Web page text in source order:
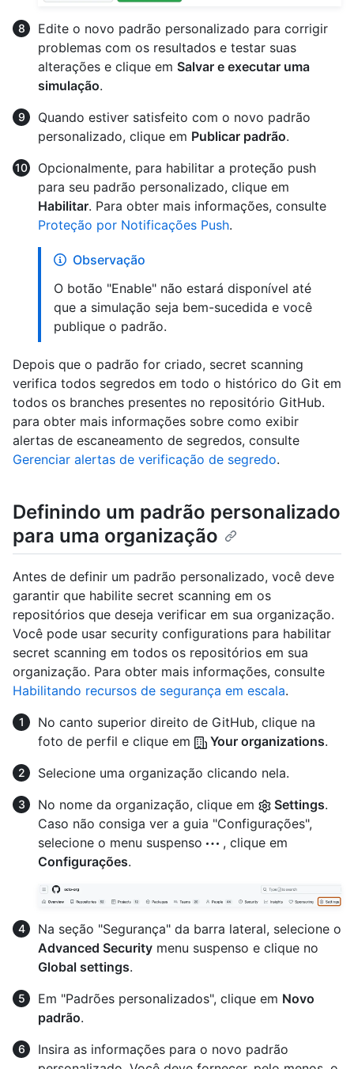
Edite o novo padrão personalizado para corrigir
problemas com os resultados e testar suas
alterações e clique em Salvar e executar uma
simulação.
Quando estiver satisfeito com o novo padrão
personalizado, clique em Publicar padrão.
Opcionalmente, para habilitar a proteção push
para seu padrão personalizado, clique em
Habilitar. Para obter mais informações, consulte
Proteção por Notificações Push.
Observação
O botão "Enable" não estará disponível até
que a simulação seja bem-sucedida e você
publique o padrão.
Depois que o padrão for criado, secret scanning
verifica todos segredos em todo o histórico do Git em
todos os branches presentes no repositório GitHub.
para obter mais informações sobre como exibir
alertas de escaneamento de segredos, consulte
Gerenciar alertas de verificação de segredo.
Definindo um padrão personalizado
para uma organização
Antes de definir um padrão personalizado, você deve
garantir que habilite secret scanning em os
repositórios que deseja verificar em sua organização.
Você pode usar security configurations para habilitar
secret scanning em todos os repositórios em sua
organização. Para obter mais informações, consulte
Habilitando recursos de segurança em escala.
No canto superior direito de GitHub, clique na
foto de perfil e clique em
Your organizations.
Selecione uma organização clicando nela.
No nome da organização, clique em
Settings.
Caso não consiga ver a guia "Configurações",
selecione o menu suspenso
, clique em
Configurações.
Na seção "Segurança" da barra lateral, selecione o
Advanced Security menu suspenso e clique no
Global settings.
Em "Padrões personalizados", clique em Novo
padrão.
Insira as informações para o novo padrão